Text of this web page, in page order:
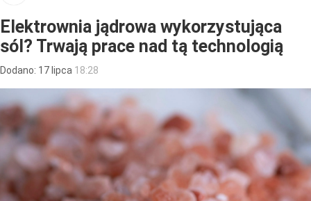
Elektrownia jądrowa wykorzystująca
sól? Trwają prace nad tą technologią
Dodano: 17 lipca 18:28